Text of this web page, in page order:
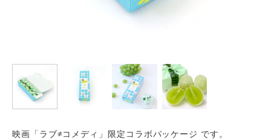
映画「ラブ≠コメディ」限定コラボパッケージ です。